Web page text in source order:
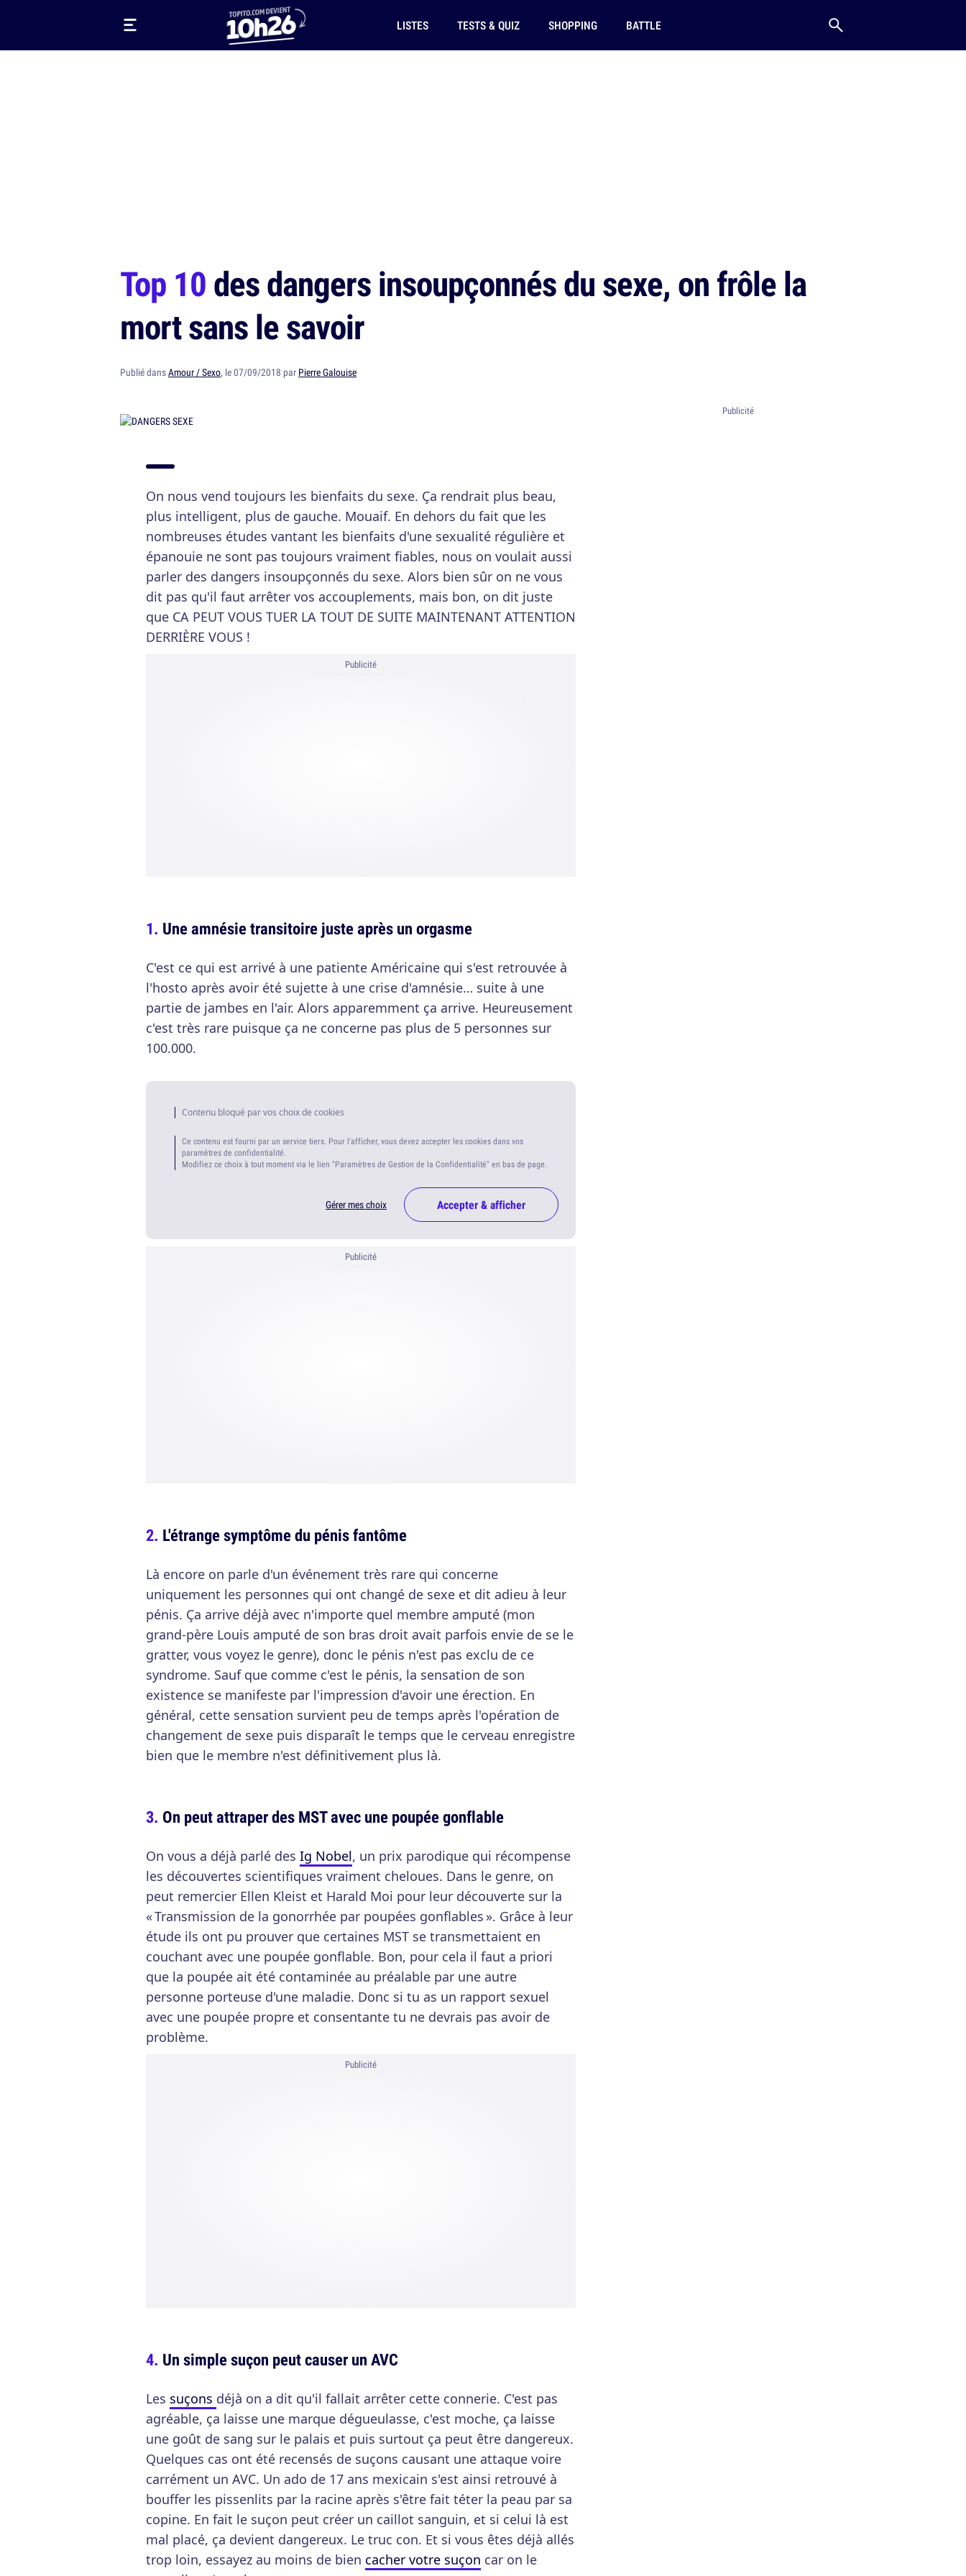
LISTES TESTS & QUIZ SHOPPING BATTLE
Top 10des dangers insoupçonnés du sexe, on frôle la
mort sans le savoir
Publié dansAmour / Sexo, le 07/09/2018 par Pierre Galouise
On nous vend toujours les bienfaits du sexe. Ça rendrait plus beau,
plus intelligent, plus de gauche. Mouaif. En dehors du fait que les
nombreuses études vantant les bienfaits d'une sexualité régulière et
épanouie ne sont pas toujours vraiment fiables, nous on voulait aussi
parler des dangers insoupçonnés du sexe. Alors bien sûr on ne vous
dit pas qu'il faut arrêter vos accouplements, mais bon, on dit juste
que CA PEUT VOUS TUER LA TOUT DE SUITE MAINTENANT ATTENTION
DERRIÈRE VOUS !
Publicité
Une amnésie transitoire juste après un orgasme
C'est ce qui est arrivé à une patiente Américaine qui s'est retrouvée à
l'hosto après avoir été sujette à une crise d'amnésie… suite à une
partie de jambes en l'air. Alors apparemment ça arrive. Heureusement
c'est très rare puisque ça ne concerne pas plus de 5 personnes sur
100.000.
Contenu bloqué par vos choix de cookies
Ce contenu est fourni par un service tiers. Pour l'afficher, vous devez accepter les cookies dans vos
paramètres de confidentialité.
Modifiez ce choix à tout moment via le lien "Paramètres de Gestion de la Confidentialité" en bas de page.
Gérer mes choix Accepter & afficher
Publicité
L'étrange symptôme du pénis fantôme
Là encore on parle d'un événement très rare qui concerne
uniquement les personnes qui ont changé de sexe et dit adieu à leur
pénis. Ça arrive déjà avec n'importe quel membre amputé (mon
grand-père Louis amputé de son bras droit avait parfois envie de se le
gratter, vous voyez le genre), donc le pénis n'est pas exclu de ce
syndrome. Sauf que comme c'est le pénis, la sensation de son
existence se manifeste par l'impression d'avoir une érection. En
général, cette sensation survient peu de temps après l'opération de
changement de sexe puis disparaît le temps que le cerveau enregistre
bien que le membre n'est définitivement plus là.
On peut attraper des MST avec une poupée gonflable
On vous a déjà parlé des Ig Nobel, un prix parodique qui récompense
les découvertes scientifiques vraiment cheloues. Dans le genre, on
peut remercier Ellen Kleist et Harald Moi pour leur découverte sur la
« Transmission de la gonorrhée par poupées gonflables ». Grâce à leur
étude ils ont pu prouver que certaines MST se transmettaient en
couchant avec une poupée gonflable. Bon, pour cela il faut a priori
que la poupée ait été contaminée au préalable par une autre
personne porteuse d'une maladie. Donc si tu as un rapport sexuel
avec une poupée propre et consentante tu ne devrais pas avoir de
problème.
Publicité
Un simple suçon peut causer un AVC
Les suçons déjà on a dit qu'il fallait arrêter cette connerie. C'est pas
agréable, ça laisse une marque dégueulasse, c'est moche, ça laisse
une goût de sang sur le palais et puis surtout ça peut être dangereux.
Quelques cas ont été recensés de suçons causant une attaque voire
carrément un AVC. Un ado de 17 ans mexicain s'est ainsi retrouvé à
bouffer les pissenlits par la racine après s'être fait téter la peau par sa
copine. En fait le suçon peut créer un caillot sanguin, et si celui là est
mal placé, ça devient dangereux. Le truc con. Et si vous êtes déjà allés
trop loin, essayez au moins de bien cacher votre suçon car on le